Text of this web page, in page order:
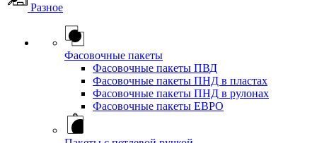
Разное
Фасовочные пакеты
Фасовочные пакеты ПВД
Фасовочные пакеты ПНД в пластах
Фасовочные пакеты ПНД в рулонах
Фасовочные пакеты ЕВРО